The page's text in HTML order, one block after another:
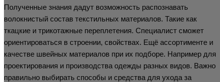
Полученные знания дадут возможность распознавать
волокнистый состав текстильных материалов. Такие как
ткацкие и трикотажные переплетения. Специалист сможет
ориентироваться в строении, свойствах. Ещё ассортименте и
качестве швейных материалов при их подборе. Например для
проектирования и производства одежды разных видов. Важно
правильно выбирать способы и средства для ухода за